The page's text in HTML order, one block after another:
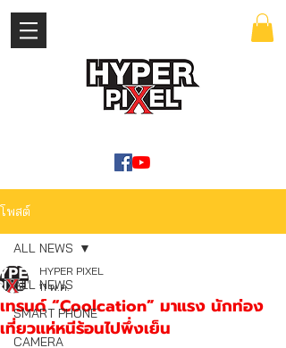
โพสต์
ALL NEWS
SMART PHONE
CAMERA
ALL NEWS
เทรนด์ “Coolcation” มาแรง นักท่อง
เที่ยวแห่หนีร้อนไปพึ่งเย็น
HYPER PIXEL
11 พ.ค.